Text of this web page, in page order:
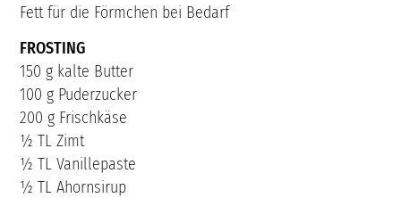
Fett für die Förmchen bei Bedarf
FROSTING
150 g kalte Butter
100 g Puderzucker
200 g Frischkäse
½ TL Zimt
½ TL Vanillepaste
½ TL Ahornsirup